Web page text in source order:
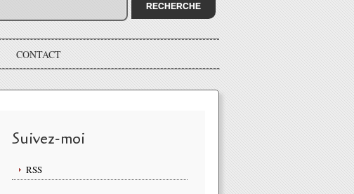
CONTACT
Suivez-moi
RSS